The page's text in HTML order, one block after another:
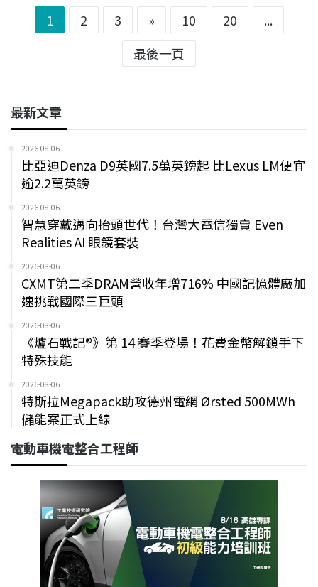
1 2 3 » 10 20
...
最後一頁
最新文章
2026-08-06
比亞迪Denza D9英國7.5萬英鎊起 比Lexus LM便宜
逾2.2萬英鎊
2026-08-06
智慧穿戴邁向抬頭世代！台灣大電信獨賣 Even
Realities AI 眼鏡套裝
2026-08-06
CXMT第二季DRAM營收年增716% 中國記憶體廠加
速挑戰國際三巨頭
2026-08-06
《爐石戰記®》第 14 賽季登場！花費金幣解鎖手下
特殊技能
2026-08-06
特斯拉Megapack助攻德州電網 Ørsted 500MWh
儲能案正式上線
電動車機電整合工程師